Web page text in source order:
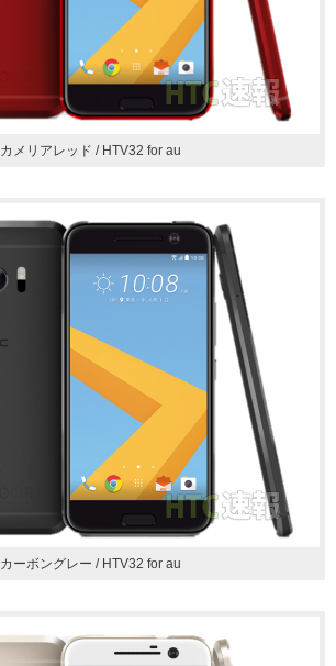
カメリアレッド / HTV32 for au
カーボングレー / HTV32 for au